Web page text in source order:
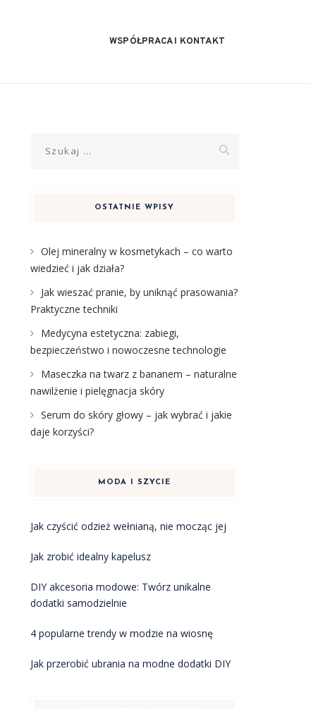
WSPÓŁPRACA I KONTAKT
OSTATNIE WPISY
Olej mineralny w kosmetykach – co warto
wiedzieć i jak działa?
Jak wieszać pranie, by uniknąć prasowania?
Praktyczne techniki
Medycyna estetyczna: zabiegi,
bezpieczeństwo i nowoczesne technologie
Maseczka na twarz z bananem – naturalne
nawilżenie i pielęgnacja skóry
Serum do skóry głowy – jak wybrać i jakie
daje korzyści?
MODA I SZYCIE
Jak czyścić odzież wełnianą, nie mocząc jej
Jak zrobić idealny kapelusz
DIY akcesoria modowe: Twórz unikalne
dodatki samodzielnie
4 popularne trendy w modzie na wiosnę
Jak przerobić ubrania na modne dodatki DIY